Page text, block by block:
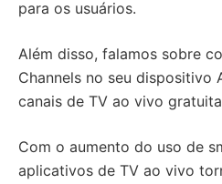
para os usuários.
Além disso, falamos sobre
Channels no seu dispositivo
canais de TV ao vivo
Com o aumento do uso de
aplicativos de TV ao vivo